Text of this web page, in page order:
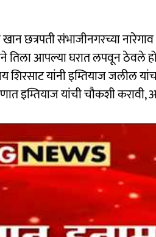
छत्रपती संभाजीनगरच्या
आपल्या घरात लपवून ठेवले
यांनी इम्तियाज जलील
इम्तियाज यांची चौकशी करावी,